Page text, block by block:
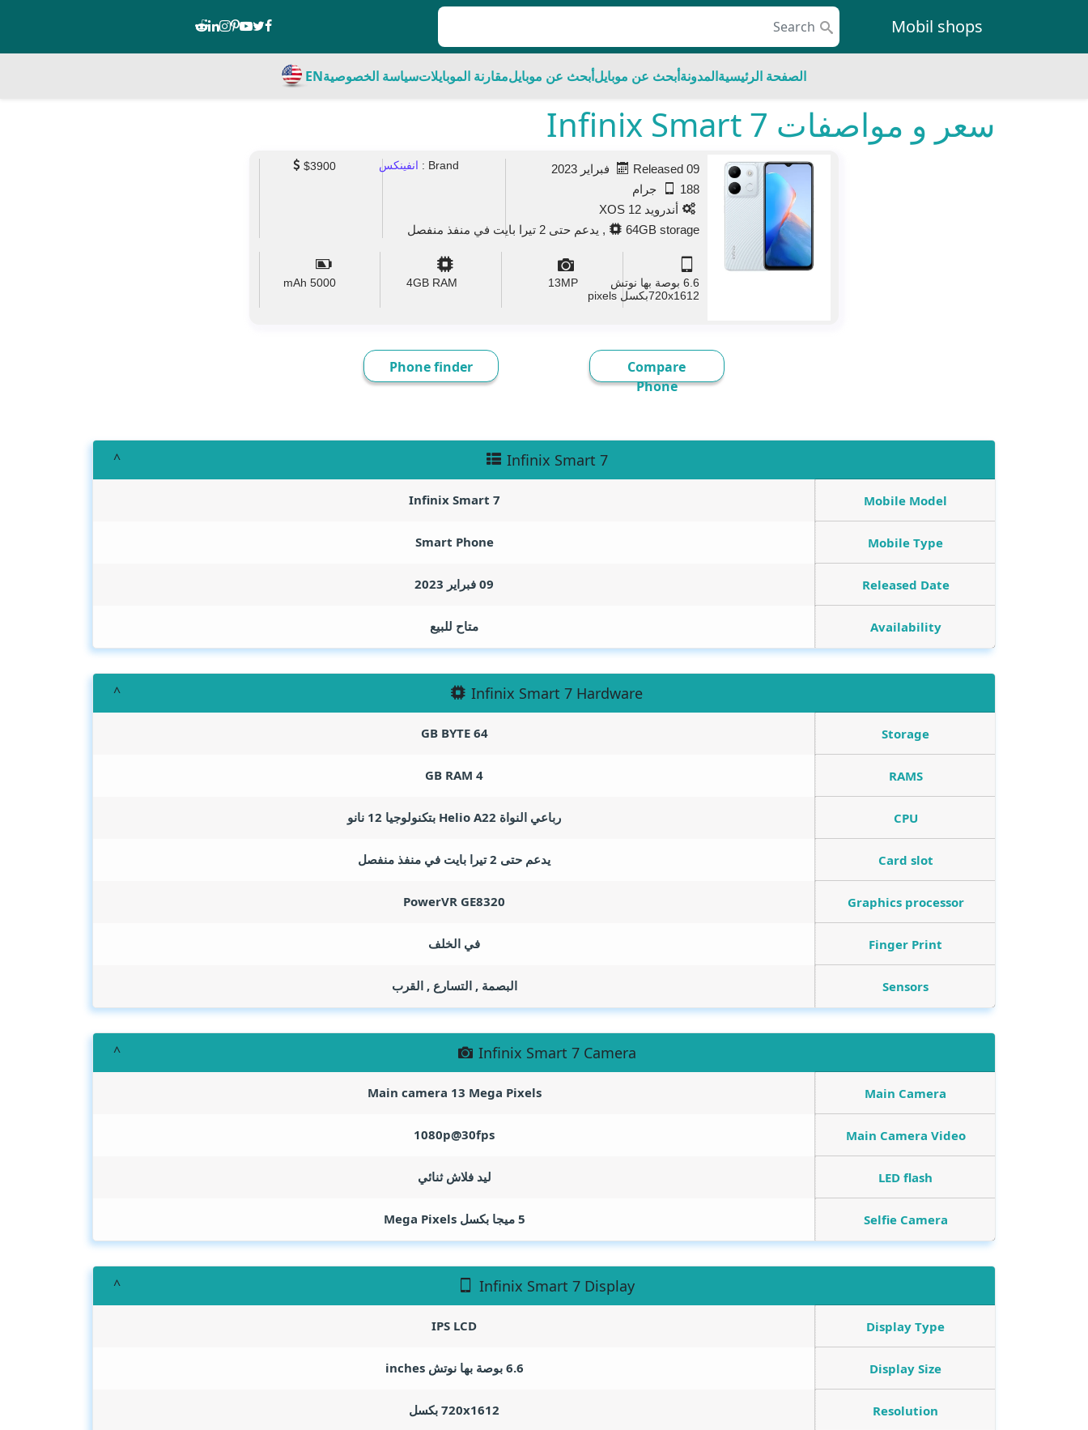
Main Navigation
Mobil shops
الصفحة الرئيسيةالمدونةأبحث عن موبايلأبحث عن موبايلمقارنة الموبايلاتسياسة الخصوصيةEN
سعر و مواصفات Infinix Smart 7
Released 09 فبراير 2023
188 جرام
أندرويد 12 XOS
64GB storage, يدعم حتى 2 تيرا بايت في منفذ منفصل
Brand : انفينكس $3900
6.6 بوصة بها نوتش
720x1612بكسل pixels
13MP
4GB RAM
5000
mAh
Compare
Phone
Phone finder
Infinix Smart 7
Mobile Model
Infinix Smart 7
Mobile Type
Smart Phone
Released Date 09 فبراير 2023
Availability متاح للبيع
Infinix Smart 7 Hardware
Storage
64
GB BYTE
RAMS
4
GB RAM
CPU رباعي النواة Helio A22 بتكنولوجيا 12 نانو
Card slot يدعم حتى 2 تيرا بايت في منفذ منفصل
Graphics processor
PowerVR GE8320
Finger Print في الخلف
Sensors البصمة , التسارع , القرب
Infinix Smart 7 Camera
Main Camera
Main camera 13 Mega Pixels
Main Camera Video
1080p@30fps
LED flash ليد فلاش ثنائي
Selfie Camera 5 ميجا بكسل Mega Pixels
Infinix Smart 7 Display
Display Type
IPS LCD
Display Size 6.6 بوصة بها نوتش inches
Resolution 720x1612 بكسل